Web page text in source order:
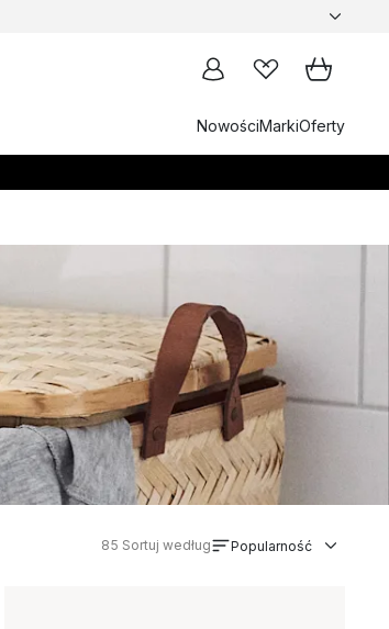
NowościMarkiOferty
85 Sortuj według Popularność